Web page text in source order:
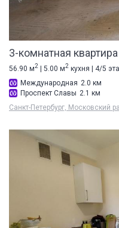
3-комнатная квартира
56.90 м2 | 5.00 м2 кухня | 4/5
Международная 2.0 км
Проспект Славы 2.1 км
Санкт-Петербург, Московский